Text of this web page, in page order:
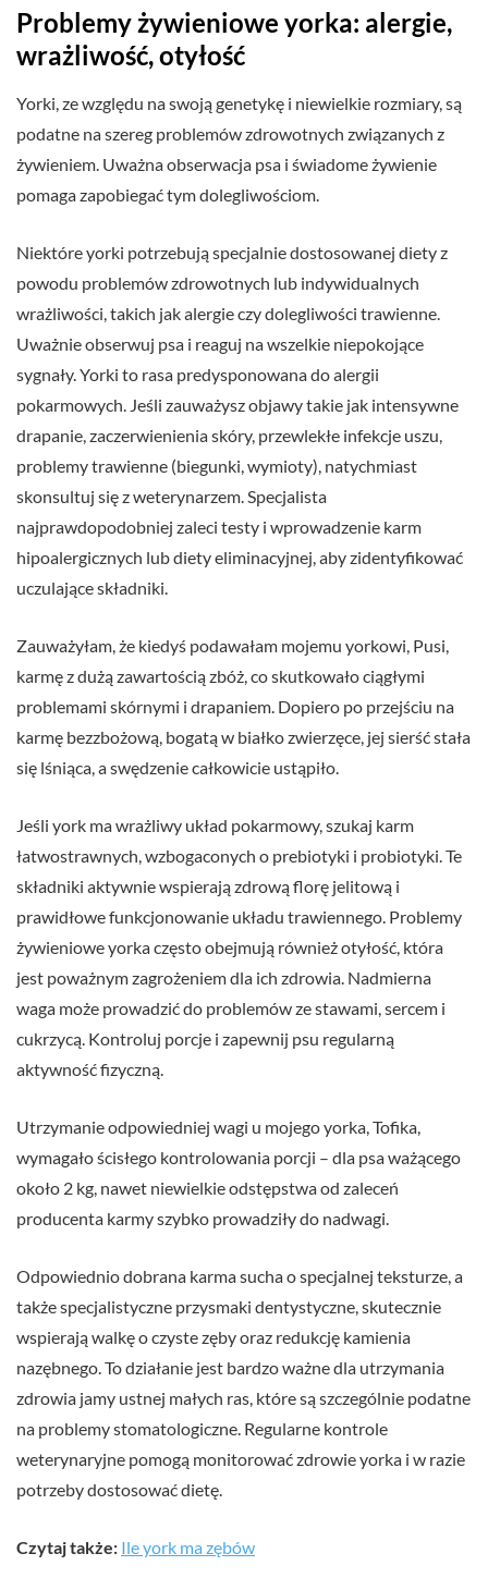
Problemy żywieniowe yorka: alergie,
wrażliwość, otyłość
Yorki, ze względu na swoją genetykę i niewielkie rozmiary, są
podatne na szereg problemów zdrowotnych związanych z
żywieniem. Uważna obserwacja psa i świadome żywienie
pomaga zapobiegać tym dolegliwościom.
Niektóre yorki potrzebują specjalnie dostosowanej diety z
powodu problemów zdrowotnych lub indywidualnych
wrażliwości, takich jak alergie czy dolegliwości trawienne.
Uważnie obserwuj psa i reaguj na wszelkie niepokojące
sygnały. Yorki to rasa predysponowana do alergii
pokarmowych. Jeśli zauważysz objawy takie jak intensywne
drapanie, zaczerwienienia skóry, przewlekłe infekcje uszu,
problemy trawienne (biegunki, wymioty), natychmiast
skonsultuj się z weterynarzem. Specjalista
najprawdopodobniej zaleci testy i wprowadzenie karm
hipoalergicznych lub diety eliminacyjnej, aby zidentyfikować
uczulające składniki.
Zauważyłam, że kiedyś podawałam mojemu yorkowi, Pusi,
karmę z dużą zawartością zbóż, co skutkowało ciągłymi
problemami skórnymi i drapaniem. Dopiero po przejściu na
karmę bezzbożową, bogatą w białko zwierzęce, jej sierść stała
się lśniąca, a swędzenie całkowicie ustąpiło.
Jeśli york ma wrażliwy układ pokarmowy, szukaj karm
łatwostrawnych, wzbogaconych o prebiotyki i probiotyki. Te
składniki aktywnie wspierają zdrową florę jelitową i
prawidłowe funkcjonowanie układu trawiennego. Problemy
żywieniowe yorka często obejmują również otyłość, która
jest poważnym zagrożeniem dla ich zdrowia. Nadmierna
waga może prowadzić do problemów ze stawami, sercem i
cukrzycą. Kontroluj porcje i zapewnij psu regularną
aktywność fizyczną.
Utrzymanie odpowiedniej wagi u mojego yorka, Tofika,
wymagało ścisłego kontrolowania porcji – dla psa ważącego
około 2 kg, nawet niewielkie odstępstwa od zaleceń
producenta karmy szybko prowadziły do nadwagi.
Odpowiednio dobrana karma sucha o specjalnej teksturze, a
także specjalistyczne przysmaki dentystyczne, skutecznie
wspierają walkę o czyste zęby oraz redukcję kamienia
nazębnego. To działanie jest bardzo ważne dla utrzymania
zdrowia jamy ustnej małych ras, które są szczególnie podatne
na problemy stomatologiczne. Regularne kontrole
weterynaryjne pomogą monitorować zdrowie yorka i w razie
potrzeby dostosować dietę.
Czytaj także: Ile york ma zębów